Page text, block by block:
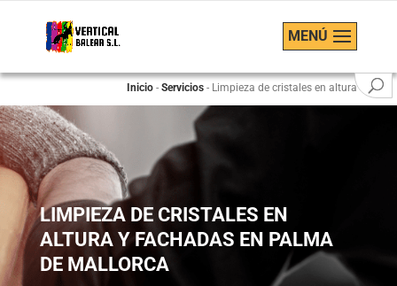
MENÚ
Inicio -Servicios - Limpieza de cristales en altura
LIMPIEZA DE CRISTALES EN
ALTURA Y FACHADAS EN PALMA
DE MALLORCA